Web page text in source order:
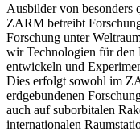
Ausbilder von besonders
ZARM betreibt
Forschung unter
wir Technologien für den
entwickeln und
Dies erfolgt sowohl im
erdgebundenen
auch auf suborbitalen
internationalen